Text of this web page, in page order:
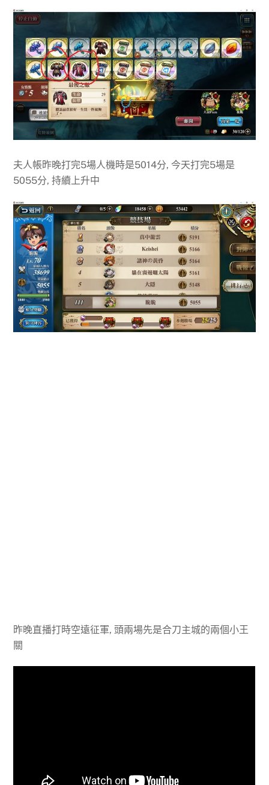
夫人帳昨晚打完5場人機時是5014分, 今天打完5場是
5055分, 持續上升中
昨晚直播打時空遠征軍, 頭兩場先是合刀主城的兩個小王
關